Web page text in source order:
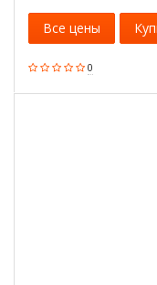
0
Все цены